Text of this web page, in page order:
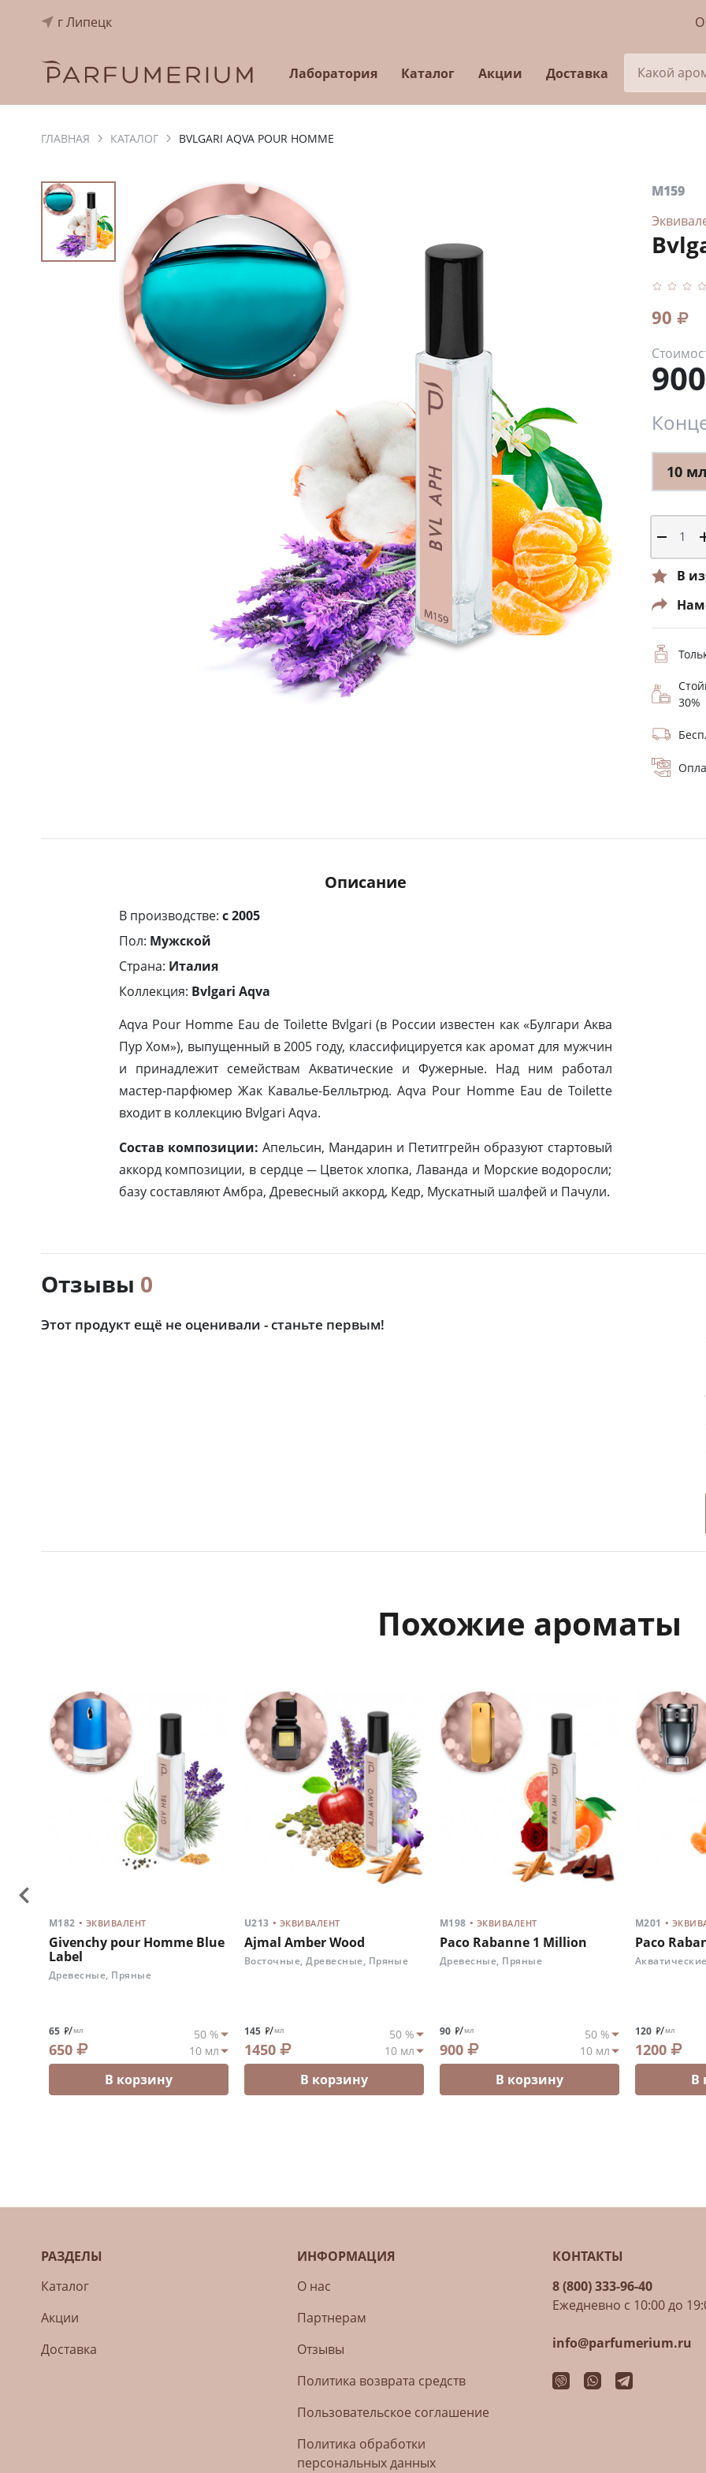
г Липецк О
Лаборатория Каталог Акции Доставка
ГЛАВНАЯ КАТАЛОГ BVLGARI AQVA POUR HOMME
M159
90
900
10 мл
В
30%
Описание
В производстве: с 2005
Пол: Мужской
Страна: Италия
Коллекция: Bvlgari Aqva
Aqva Pour Homme Eau de Toilette Bvlgari (в России известен как «Булгари Аква
Пур Хом»), выпущенный в 2005 году, классифицируется как аромат для мужчин
и принадлежит семействам Акватические и Фужерные. Над ним работал
мастер-парфюмер Жак Кавалье-Белльтрюд. Aqva Pour Homme Eau de Toilette
входит в коллекцию Bvlgari Aqva.
Состав композиции: Апельсин, Мандарин и Петитгрейн образуют стартовый
аккорд композиции, в сердце ─ Цветок хлопка, Лаванда и Морские водоросли;
базу составляют Амбра, Древесный аккорд, Кедр, Мускатный шалфей и Пачули.
Отзывы 0
Этот продукт ещё не оценивали - станьте первым!
Похожие ароматы
M182 . ЭКВИВАЛЕНТ
Givenchy pour Homme Blue
Label
Древесные, Пряные
65 /мл
650
В корзину
U213 . ЭКВИВАЛЕНТ
Ajmal Amber Wood
Восточные, Древесные, Пряные
145 /мл
1450
В корзину
M198 . ЭКВИВАЛЕНТ
Paco Rabanne 1 Million
Древесные, Пряные
90 /мл
900
В корзину
M201 .
Paco
120 /мл
1200
В
РАЗДЕЛЫ
Каталог
Акции
Доставка
ИНФОРМАЦИЯ
О нас
Партнерам
Отзывы
Политика возврата средств
Пользовательское соглашение
Политика обработки
персональных данных
КОНТАКТЫ
8 (800) 333-96-40
Ежедневно с 10:00 до
info@parfumerium.ru